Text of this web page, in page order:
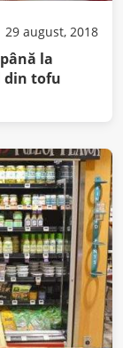
29 august, 2018
la
din tofu